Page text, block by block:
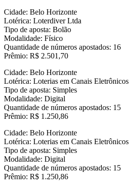
Cidade: Belo Horizonte
Lotérica: Loterdiver Ltda
Tipo de aposta: Bolão
Modalidade: Físico
Quantidade de números apostados: 16
Prêmio: R$ 2.501,70
Cidade: Belo Horizonte
Lotérica: Loterias em Canais Eletrônicos
Tipo de aposta: Simples
Modalidade: Digital
Quantidade de números apostados: 15
Prêmio: R$ 1.250,86
Cidade: Belo Horizonte
Lotérica: Loterias em Canais Eletrônicos
Tipo de aposta: Simples
Modalidade: Digital
Quantidade de números apostados: 15
Prêmio: R$ 1.250,86